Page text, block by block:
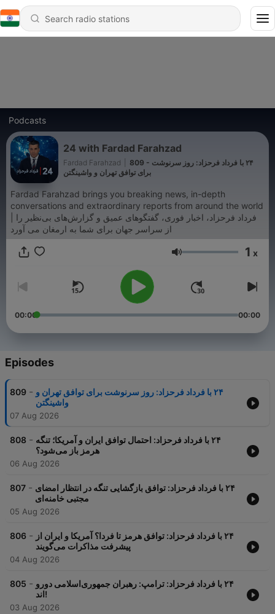
Podcasts
24 with Fardad Farahzad
Fardad Farahzad
809 - ‏‏‏۲۴ با فرداد فرحزاد: روز سرنوشت
برای توافق تهران و واشینگتن
Fardad Farahzad brings you breaking news, in-depth
conversations and extraordinary reports from around the world
از سراسر جهان برای شما به ارمغان می آورد
Volume 1 x
00:00 00:00
Episodes
809 - ‏‏‏۲۴ با فرداد فرحزاد: روز سرنوشت برای توافق تهران و
واشینگتن
07 Aug 2026
808 - ‏‏‏۲۴ با فرداد فرحزاد: احتمال توافق ایران و آمریکا؛ تنگه
هرمز باز می‌شود؟
06 Aug 2026
807 - ‏‏‏۲۴ با فرداد فرحزاد: توافق بازگشایی تنگه در انتظار امضای
مجتبی خامنه‌ای
05 Aug 2026
806 - ‏‏‏۲۴ با فرداد فرحزاد: توافق هرمز تا فردا؟ آمریکا و ایران از
پیشرفت مذاکرات می‌گویند
04 Aug 2026
805 - ‏‏‏۲۴ با فرداد فرحزاد: ترامپ: رهبران جمهوری‌اسلامی دورو
اند!
03 Aug 2026